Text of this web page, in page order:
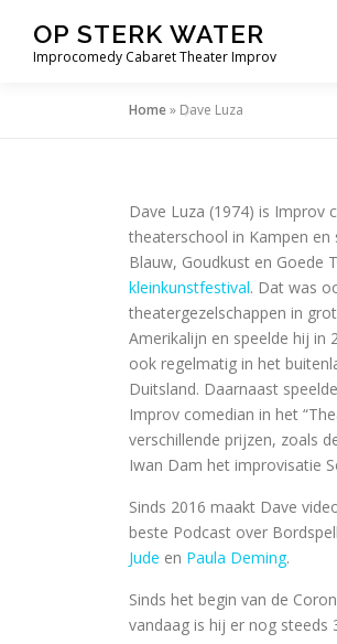
OP STERK WATER
Improcomedy Cabaret Theater Improv
Home» Dave Luza
Dave Luza (1974) is Improv
theaterschool in Kampen en
Blauw, Goudkust en Goede
kleinkunstfestival. Dat was
theatergezelschappen in
Amerikalijn en speelde hij in
ook regelmatig in het
Duitsland. Daarnaast
Improv comedian in het
verschillende prijzen, zoals
Iwan Dam het improvisatie
Sinds 2016 maakt Dave
beste Podcast over
Jude en Paula Deming.
Sinds het begin van de
vandaag is hij er nog steeds